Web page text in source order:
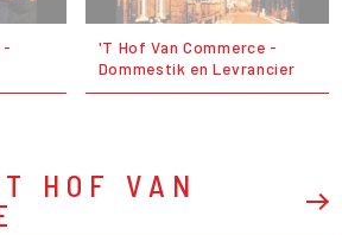
-
'T Hof Van Commerce -
Dommestik en Levrancier
HOF VAN